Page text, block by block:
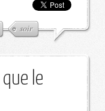
soir
le